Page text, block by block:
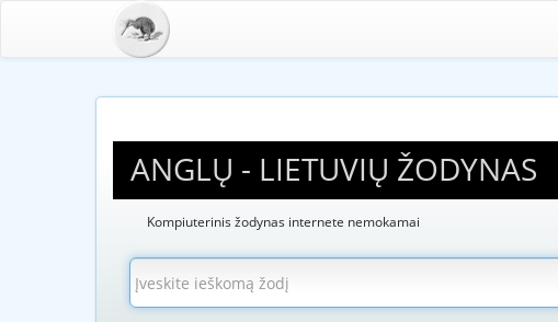
ANGLŲ - LIETUVIŲ ŽODYNAS
Kompiuterinis žodynas internete nemokamai